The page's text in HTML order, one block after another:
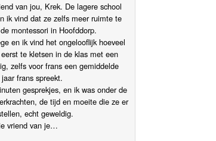
van jou, Krek. De lagere school
ik vind dat ze zelfs meer ruimte te
montessori in Hoofddorp.
en ik vind het ongelooflijk hoeveel
te kletsen in de klas met een
zelfs voor frans een gemiddelde
frans spreekt.
gesprekjes, en ik was onder de
de tijd en moeite die ze er
echt geweldig.
vriend van je…